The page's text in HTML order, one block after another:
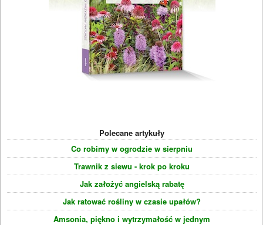
Polecane artykuły
Co robimy w ogrodzie w sierpniu
Trawnik z siewu - krok po kroku
Jak założyć angielską rabatę
Jak ratować rośliny w czasie upałów?
Amsonia, piękno i wytrzymałość w jednym